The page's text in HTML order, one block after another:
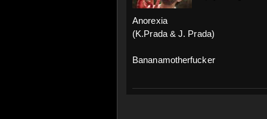
Anorexia
(K.Prada & J. Prada)
Bananamotherfucker